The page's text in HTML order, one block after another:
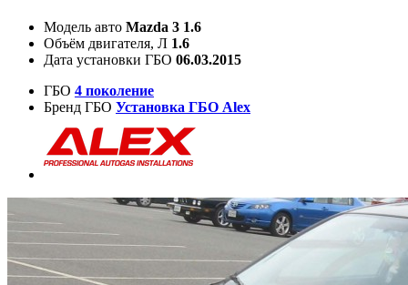
Модель авто Mazda 3 1.6
Объём двигателя, Л 1.6
Дата установки ГБО 06.03.2015
ГБО 4 поколение
Бренд ГБО Установка ГБО Alex